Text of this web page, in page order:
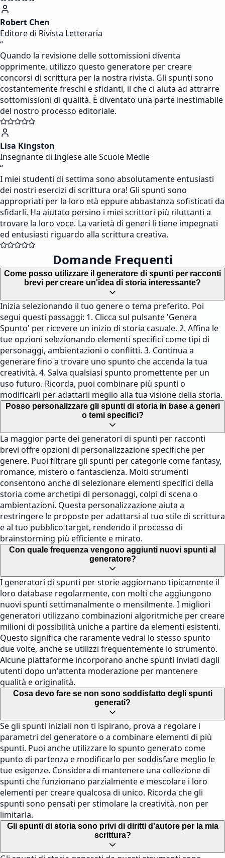
Robert Chen
Editore di Rivista Letteraria
“
Quando la revisione delle sottomissioni diventa
opprimente, utilizzo questo generatore per creare
concorsi di scrittura per la nostra rivista. Gli spunti sono
costantemente freschi e sfidanti, il che ci aiuta ad attrarre
sottomissioni di qualità. È diventato una parte inestimabile
del nostro processo editoriale.
Lisa Kingston
Insegnante di Inglese alle Scuole Medie
“
I miei studenti di settima sono absolutamente entusiasti
dei nostri esercizi di scrittura ora! Gli spunti sono
appropriati per la loro età eppure abbastanza sofisticati da
sfidarli. Ha aiutato persino i miei scrittori più riluttanti a
trovare la loro voce. La varietà di generi li tiene impegnati
ed entusiasti riguardo alla scrittura creativa.
Domande Frequenti
Come posso utilizzare il generatore di spunti per racconti
brevi per creare un'idea di storia interessante?
Inizia selezionando il tuo genere o tema preferito. Poi
segui questi passaggi: 1. Clicca sul pulsante 'Genera
Spunto' per ricevere un inizio di storia casuale. 2. Affina le
tue opzioni selezionando elementi specifici come tipi di
personaggi, ambientazioni o conflitti. 3. Continua a
generare fino a trovare uno spunto che accenda la tua
creatività. 4. Salva qualsiasi spunto promettente per un
uso futuro. Ricorda, puoi combinare più spunti o
modificarli per adattarli meglio alla tua visione della storia.
Posso personalizzare gli spunti di storia in base a generi
o temi specifici?
La maggior parte dei generatori di spunti per racconti
brevi offre opzioni di personalizzazione specifiche per
genere. Puoi filtrare gli spunti per categorie come fantasy,
romance, mistero o fantascienza. Molti strumenti
consentono anche di selezionare elementi specifici della
storia come archetipi di personaggi, colpi di scena o
ambientazioni. Questa personalizzazione aiuta a
restringere le proposte per adattarsi al tuo stile di scrittura
e al tuo pubblico target, rendendo il processo di
brainstorming più efficiente e mirato.
Con quale frequenza vengono aggiunti nuovi spunti al
generatore?
I generatori di spunti per storie aggiornano tipicamente il
loro database regolarmente, con molti che aggiungono
nuovi spunti settimanalmente o mensilmente. I migliori
generatori utilizzano combinazioni algoritmiche per creare
milioni di possibilità uniche a partire da elementi esistenti.
Questo significa che raramente vedrai lo stesso spunto
due volte, anche se utilizzi frequentemente lo strumento.
Alcune piattaforme incorporano anche spunti inviati dagli
utenti dopo un'attenta moderazione per mantenere
qualità e originalità.
Cosa devo fare se non sono soddisfatto degli spunti
generati?
Se gli spunti iniziali non ti ispirano, prova a regolare i
parametri del generatore o a combinare elementi di più
spunti. Puoi anche utilizzare lo spunto generato come
punto di partenza e modificarlo per soddisfare meglio le
tue esigenze. Considera di mantenere una collezione di
spunti che funzionano parzialmente e mescolare i loro
elementi per creare qualcosa di unico. Ricorda che gli
spunti sono pensati per stimolare la creatività, non per
limitarla.
Gli spunti di storia sono privi di diritti d'autore per la mia
scrittura?